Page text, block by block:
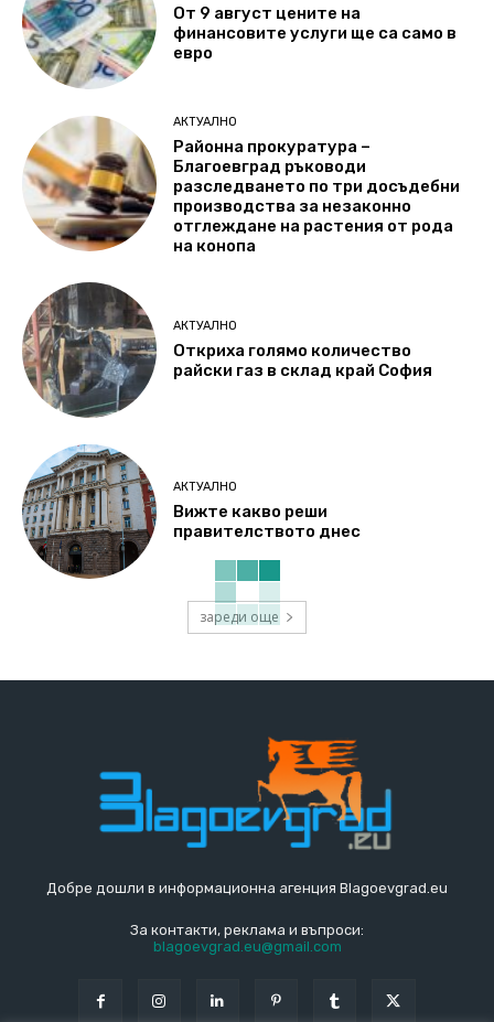
От 9 август цените на
финансовите услуги ще са само в
евро
АКТУАЛНО
Районна прокуратура –
Благоевград ръководи
разследването по три досъдебни
производства за незаконно
отглеждане на растения от рода
на конопа
АКТУАЛНО
Откриха голямо количество
райски газ в склад край София
АКТУАЛНО
Вижте какво реши
правителството днес
зареди още
Добре дошли в информационна агенция Blagoevgrad.eu
За контакти, реклама и въпроси:
blagoevgrad.eu@gmail.com